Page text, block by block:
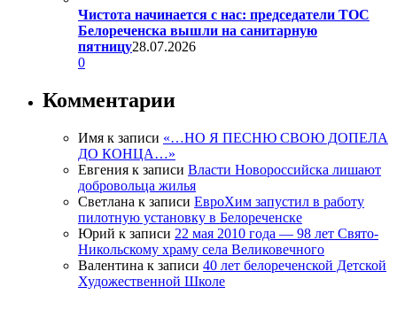
Чистота начинается с нас: председатели ТОС
Белореченска вышли на санитарную
пятницу28.07.2026
0
Комментарии
Имя к записи «…НО Я ПЕСНЮ СВОЮ ДОПЕЛА
ДО КОНЦА…»
Евгения к записи Власти Новороссийска лишают
добровольца жилья
Светлана к записи ЕвроХим запустил в работу
пилотную установку в Белореченске
Юрий к записи 22 мая 2010 года — 98 лет Свято-
Никольскому храму села Великовечного
Валентина к записи 40 лет белореченской Детской
Художественной Школе